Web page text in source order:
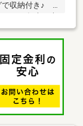
で収納付き♪ ■